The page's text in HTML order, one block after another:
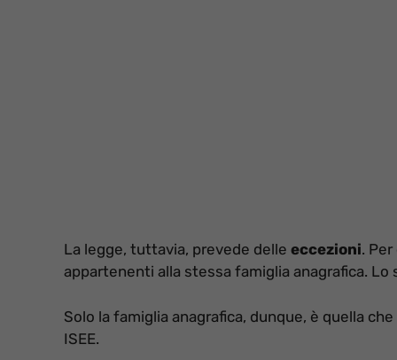
La legge, tuttavia, prevede delle eccezioni.
appartenenti alla stessa famiglia anagrafica.
Solo la famiglia anagrafica, dunque, è quella
ISEE.